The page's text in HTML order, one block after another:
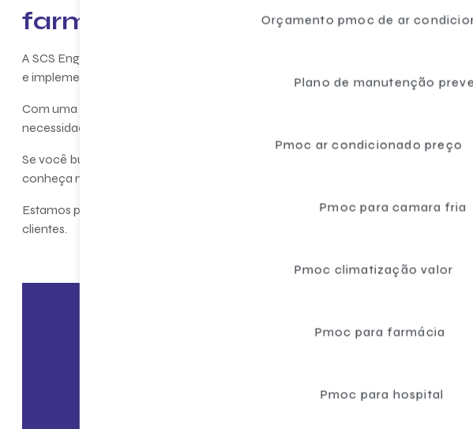
Orçamento pmoc de ar
Plano de manutenção
Pmoc ar condicionado preço
Pmoc para camara fria
Pmoc climatização valor
Pmoc para farmácia
Pmoc para hospital
farmácia
A SCS Engenharia é uma empresa especializada em soluções de climatização e
e implementação de planos de manutenção, operação e controle para farmácias.
Com uma equipe técnica altamente capacitada, a SCS Engenharia oferece
necessidades de cada cliente.
Se você busca garantir a qualidade dos medicamentos em sua farmácia, entre
conheça mais sobre nossos serviços de
Estamos preparados para oferecer as melhores soluções em climatização e
clientes.
Entre em